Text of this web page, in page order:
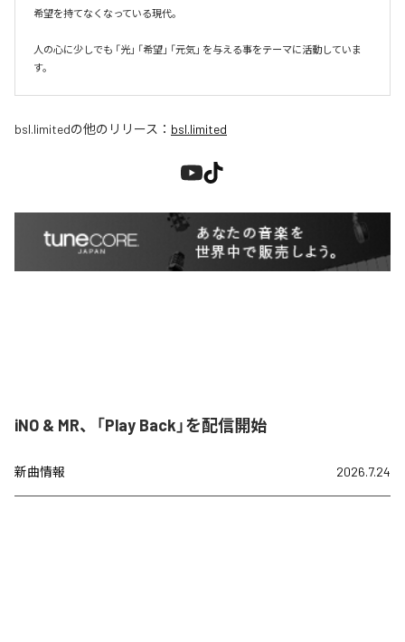
希望を持てなくなっている現代。
人の心に少しでも 「光」 「希望」 「元気」 を与える事をテーマに活動していま
す。
bsl.limitedの他のリリース： bsl.limited
iNO & MR、「Play Back」を配信開始
新曲情報 2026.7.24